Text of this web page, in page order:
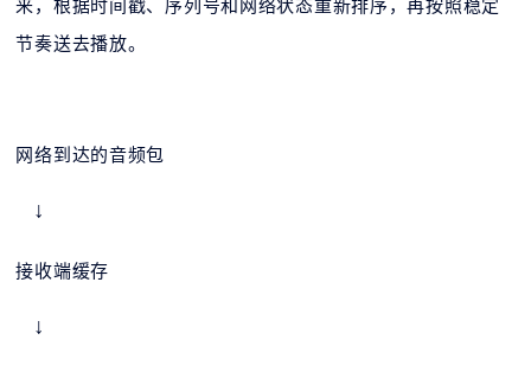
来，根据时间戳、序列号和网络状态重新排序，再按照稳定
节奏送去播放。
网络到达的音频包
↓
接收端缓存
↓